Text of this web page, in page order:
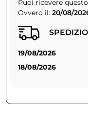
Puoi ricevere
Ovvero il: 20/08/
19/08/2026
18/08/2026